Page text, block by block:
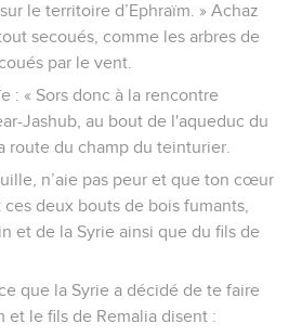
le territoire d’Ephraïm. » Achaz
secoués, comme les arbres de
par le vent.
: « Sors donc à la rencontre
Jashub, au bout de l'aqueduc du
route du champ du teinturier.
n’aie pas peur et que ton cœur
deux bouts de bois fumants,
et de la Syrie ainsi que du fils de
que la Syrie a décidé de te faire
et le fils de Remalia disent :